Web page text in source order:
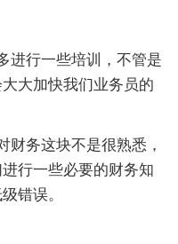
进行一些培训，不管是
大加快我们业务员的
财务这块不是很熟悉，
行一些必要的财务知
错误。